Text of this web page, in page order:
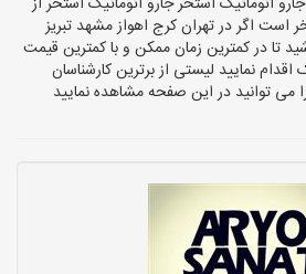
سایر خدمات
های شهرها
است اگر در تهران کرج اهواز مشهد تبریز
تا در کمترین زمان ممکن و با کمترین قیمت
نمایید لیستی از برترین کارشناسان
می توانید در این صفحه مشاهده نمایید